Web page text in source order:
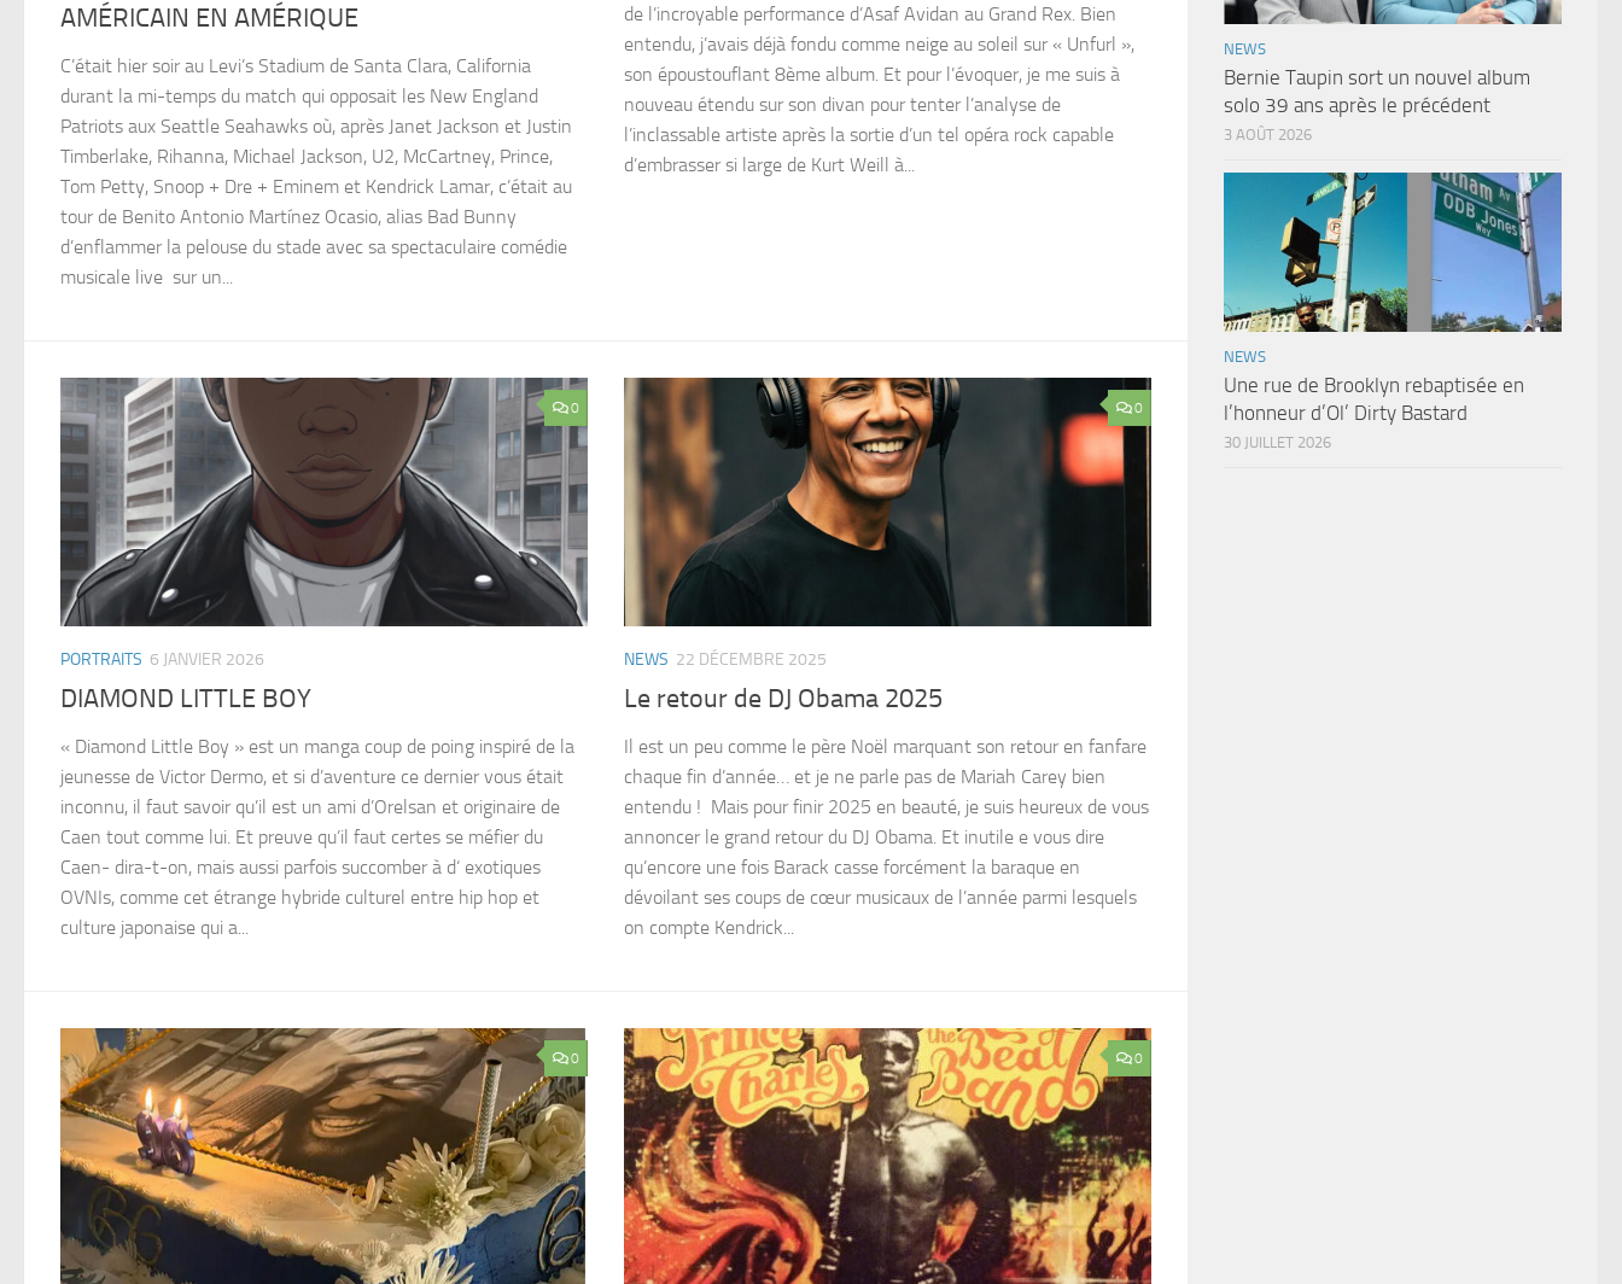
AMÉRICAIN EN AMÉRIQUE
C’était hier soir au Levi’s Stadium de Santa Clara, California
durant la mi-temps du match qui opposait les New England
Patriots aux Seattle Seahawks où, après Janet Jackson et Justin
Timberlake, Rihanna, Michael Jackson, U2, McCartney, Prince,
Tom Petty, Snoop + Dre + Eminem et Kendrick Lamar, c’était au
tour de Benito Antonio Martínez Ocasio, alias Bad Bunny
d’enflammer la pelouse du stade avec sa spectaculaire comédie
musicale live sur un...
de l’incroyable performance d’Asaf Avidan au Grand Rex. Bien
entendu, j’avais déjà fondu comme neige au soleil sur « Unfurl »,
son époustouflant 8ème album. Et pour l’évoquer, je me suis à
nouveau étendu sur son divan pour tenter l’analyse de
l’inclassable artiste après la sortie d’un tel opéra rock capable
d’embrasser si large de Kurt Weill à...
0
PORTRAITS 6 JANVIER 2026
DIAMOND LITTLE BOY
« Diamond Little Boy » est un manga coup de poing inspiré de la
jeunesse de Victor Dermo, et si d’aventure ce dernier vous était
inconnu, il faut savoir qu’il est un ami d’Orelsan et originaire de
Caen tout comme lui. Et preuve qu’il faut certes se méfier du
Caen- dira-t-on, mais aussi parfois succomber à d‘ exotiques
OVNIs, comme cet étrange hybride culturel entre hip hop et
culture japonaise qui a...
0
NEWS 22 DÉCEMBRE 2025
Le retour de DJ Obama 2025
Il est un peu comme le père Noël marquant son retour en fanfare
chaque fin d’année… et je ne parle pas de Mariah Carey bien
entendu ! Mais pour finir 2025 en beauté, je suis heureux de vous
annoncer le grand retour du DJ Obama. Et inutile e vous dire
qu’encore une fois Barack casse forcément la baraque en
dévoilant ses coups de cœur musicaux de l’année parmi lesquels
on compte Kendrick...
0 0
NEWS
Bernie Taupin sort un nouvel album
solo 39 ans après le précédent
3 AOÛT 2026
NEWS
Une rue de Brooklyn rebaptisée en
l’honneur d’Ol’ Dirty Bastard
30 JUILLET 2026